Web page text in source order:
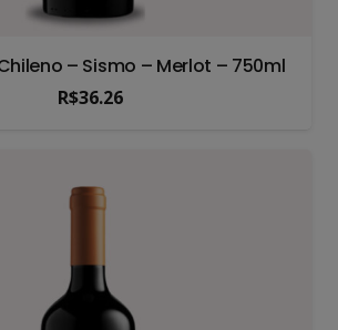
– Sismo – Merlot – 750ml
R$36.26